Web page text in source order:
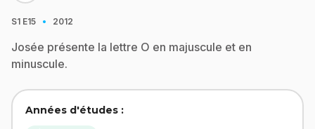
S1 E15 · 2012
Josée présente la lettre O en majuscule et en
minuscule.
Années d'études :